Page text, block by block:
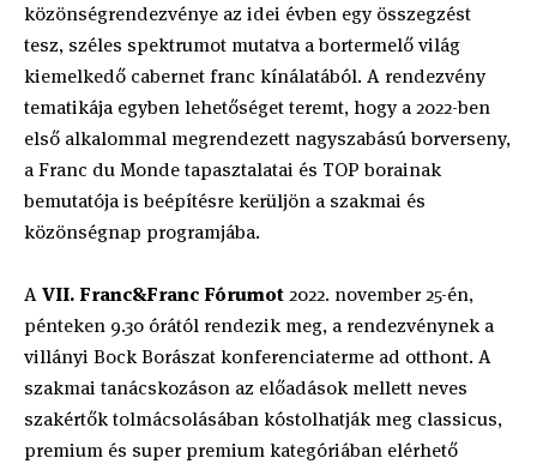
közönségrendezvénye az idei évben egy összegzést
tesz, széles spektrumot mutatva a bortermelő világ
kiemelkedő cabernet franc kínálatából. A rendezvény
tematikája egyben lehetőséget teremt, hogy a 2022-ben
első alkalommal megrendezett nagyszabású borverseny,
a Franc du Monde tapasztalatai és TOP borainak
bemutatója is beépítésre kerüljön a szakmai és
közönségnap programjába.
AVII. Franc&Franc Fórumot2022. november 25-én,
pénteken 9.30 órától rendezik meg, a rendezvénynek a
villányi Bock Borászat konferenciaterme ad otthont. A
szakmai tanácskozáson az előadások mellett neves
szakértők tolmácsolásában kóstolhatják meg classicus,
premium és super premium kategóriában elérhető